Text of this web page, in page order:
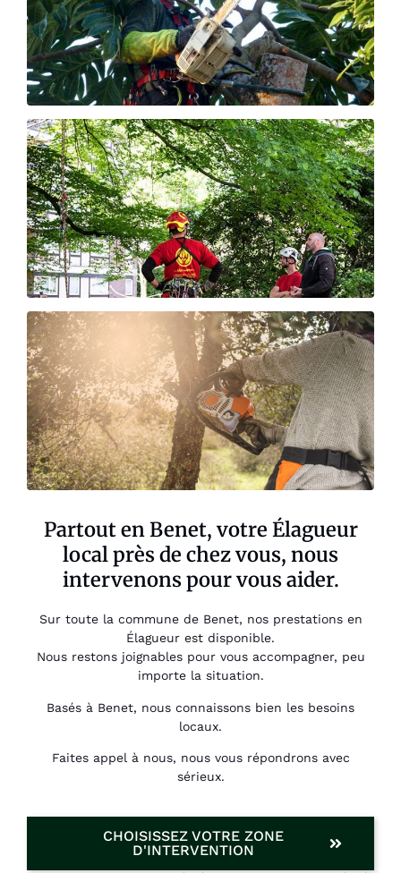
Partout en Benet, votre Élagueur
local près de chez vous, nous
intervenons pour vous aider.
Sur toute la commune de Benet, nos prestations en
Élagueur est disponible.
Nous restons joignables pour vous accompagner, peu
importe la situation.
Basés à Benet, nous connaissons bien les besoins
locaux.
Faites appel à nous, nous vous répondrons avec
sérieux.
CHOISISSEZ VOTRE ZONE
D'INTERVENTION